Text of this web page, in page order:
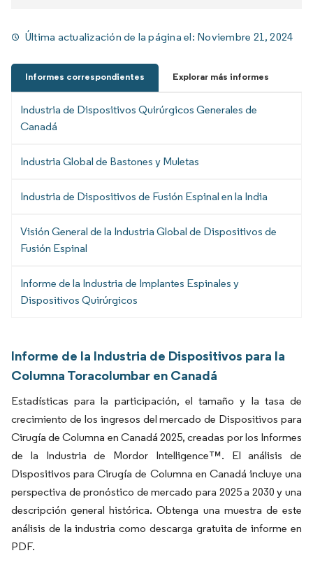
Última actualización de la página el: Noviembre 21, 2024
Informes correspondientes Explorar más informes
Industria de Dispositivos Quirúrgicos Generales de
Canadá
Industria Global de Bastones y Muletas
Industria de Dispositivos de Fusión Espinal en la India
Visión General de la Industria Global de Dispositivos de
Fusión Espinal
Informe de la Industria de Implantes Espinales y
Dispositivos Quirúrgicos
Informe de la Industria de Dispositivos para la
Columna Toracolumbar en Canadá
Estadísticas para la participación, el tamaño y la tasa de
crecimiento de los ingresos del mercado de Dispositivos para
Cirugía de Columna en Canadá 2025, creadas por los Informes
de la Industria de Mordor Intelligence™. El análisis de
Dispositivos para Cirugía de Columna en Canadá incluye una
perspectiva de pronóstico de mercado para 2025 a 2030 y una
descripción general histórica. Obtenga una muestra de este
análisis de la industria como descarga gratuita de informe en
PDF.